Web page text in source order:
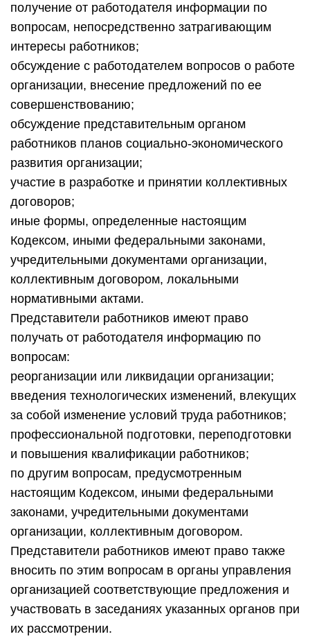
получение от работодателя информации по
вопросам, непосредственно затрагивающим
интересы работников;
обсуждение с работодателем вопросов о работе
организации, внесение предложений по ее
совершенствованию;
обсуждение представительным органом
работников планов социально-экономического
развития организации;
участие в разработке и принятии коллективных
договоров;
иные формы, определенные настоящим
Кодексом, иными федеральными законами,
учредительными документами организации,
коллективным договором, локальными
нормативными актами.
Представители работников имеют право
получать от работодателя информацию по
вопросам:
реорганизации или ликвидации организации;
введения технологических изменений, влекущих
за собой изменение условий труда работников;
профессиональной подготовки, переподготовки
и повышения квалификации работников;
по другим вопросам, предусмотренным
настоящим Кодексом, иными федеральными
законами, учредительными документами
организации, коллективным договором.
Представители работников имеют право также
вносить по этим вопросам в органы управления
организацией соответствующие предложения и
участвовать в заседаниях указанных органов при
их рассмотрении.